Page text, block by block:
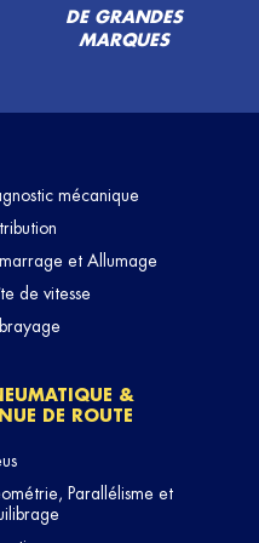
DE GRANDES
MARQUES
mécanique
et Allumage
de vitesse
&
DE ROUTE
Parallélisme et